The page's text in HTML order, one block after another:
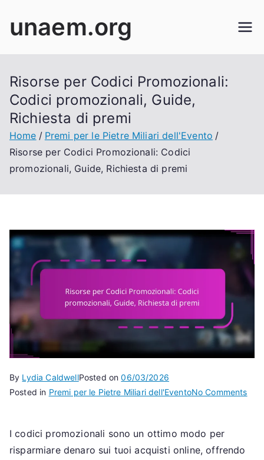
unaem.org
Risorse per Codici Promozionali:
Codici promozionali, Guide,
Richiesta di premi
Home
Premi per le Pietre Miliari dell'Evento
Risorse per Codici Promozionali: Codici
promozionali, Guide, Richiesta di premi
By Lydia CaldwellPosted on06/03/2026
Posted in Premi per le Pietre Miliari dell'EventoNo Commentson
I codici promozionali sono un ottimo modo per
risparmiare denaro sui tuoi acquisti online, offrendo